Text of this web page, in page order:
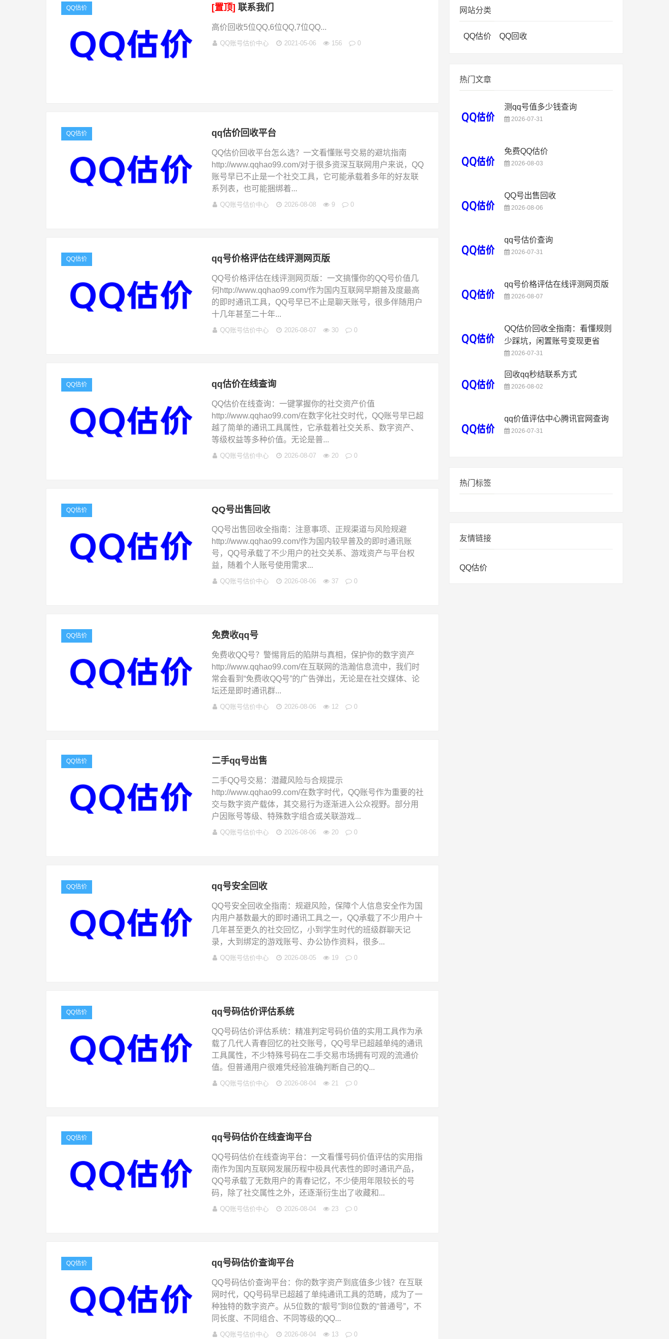
QQ估价 [置顶] 联系我们
高价回收5位QQ,6位QQ,7位QQ...
QQ账号估价中心 2021-05-06 156 0
QQ估价 qq估价回收平台
QQ估价回收平台怎么选？一文看懂账号交易的避坑指南
http://www.qqhao99.com/对于很多资深互联网用户来说，QQ
账号早已不止是一个社交工具，它可能承载着多年的好友联
系列表，也可能捆绑着...
QQ账号估价中心 2026-08-08 9 0
QQ估价 qq号价格评估在线评测网页版
QQ号价格评估在线评测网页版：一文搞懂你的QQ号价值几
何http://www.qqhao99.com/作为国内互联网早期普及度最高
的即时通讯工具，QQ号早已不止是聊天账号，很多伴随用户
十几年甚至二十年...
QQ账号估价中心 2026-08-07 30 0
QQ估价 qq估价在线查询
QQ估价在线查询：一键掌握你的社交资产价值
http://www.qqhao99.com/在数字化社交时代，QQ账号早已超
越了简单的通讯工具属性，它承载着社交关系、数字资产、
等级权益等多种价值。无论是普...
QQ账号估价中心 2026-08-07 20 0
QQ估价 QQ号出售回收
QQ号出售回收全指南：注意事项、正规渠道与风险规避
http://www.qqhao99.com/作为国内较早普及的即时通讯账
号，QQ号承载了不少用户的社交关系、游戏资产与平台权
益，随着个人账号使用需求...
QQ账号估价中心 2026-08-06 37 0
QQ估价 免费收qq号
免费收QQ号？警惕背后的陷阱与真相，保护你的数字资产
http://www.qqhao99.com/在互联网的浩瀚信息流中，我们时
常会看到“免费收QQ号”的广告弹出，无论是在社交媒体、论
坛还是即时通讯群...
QQ账号估价中心 2026-08-06 12 0
QQ估价 二手qq号出售
二手QQ号交易：潜藏风险与合规提示
http://www.qqhao99.com/在数字时代，QQ账号作为重要的社
交与数字资产载体，其交易行为逐渐进入公众视野。部分用
户因账号等级、特殊数字组合或关联游戏...
QQ账号估价中心 2026-08-06 20 0
QQ估价 qq号安全回收
QQ号安全回收全指南：规避风险，保障个人信息安全作为国
内用户基数最大的即时通讯工具之一，QQ承载了不少用户十
几年甚至更久的社交回忆，小到学生时代的班级群聊天记
录，大到绑定的游戏账号、办公协作资料，很多...
QQ账号估价中心 2026-08-05 19 0
QQ估价 qq号码估价评估系统
QQ号码估价评估系统：精准判定号码价值的实用工具作为承
载了几代人青春回忆的社交账号，QQ号早已超越单纯的通讯
工具属性，不少特殊号码在二手交易市场拥有可观的流通价
值。但普通用户很难凭经验准确判断自己的Q...
QQ账号估价中心 2026-08-04 21 0
QQ估价 qq号码估价在线查询平台
QQ号码估价在线查询平台：一文看懂号码价值评估的实用指
南作为国内互联网发展历程中极具代表性的即时通讯产品，
QQ号承载了无数用户的青春记忆，不少使用年限较长的号
码，除了社交属性之外，还逐渐衍生出了收藏和...
QQ账号估价中心 2026-08-04 23 0
QQ估价 qq号码估价查询平台
QQ号码估价查询平台：你的数字资产到底值多少钱？在互联
网时代，QQ号码早已超越了单纯通讯工具的范畴，成为了一
种独特的数字资产。从5位数的“靓号”到8位数的“普通号”，不
同长度、不同组合、不同等级的QQ...
QQ账号估价中心 2026-08-04 13 0
网站分类
QQ估价 QQ回收
热门文章
测qq号值多少钱查询
2026-07-31
免费QQ估价
2026-08-03
QQ号出售回收
2026-08-06
qq号估价查询
2026-07-31
qq号价格评估在线评测网页版
2026-08-07
QQ估价回收全指南：看懂规则
少踩坑，闲置账号变现更省
2026-07-31
回收qq秒结联系方式
2026-08-02
qq价值评估中心腾讯官网查询
2026-07-31
热门标签
友情链接
QQ估价